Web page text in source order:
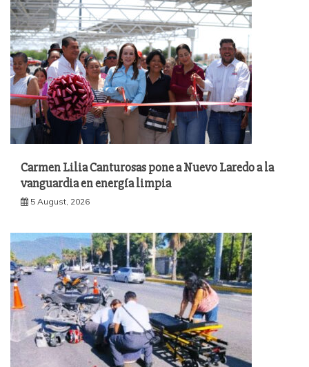
Carmen Lilia Canturosas pone a Nuevo Laredo a la
vanguardia en energía limpia
5 August, 2026